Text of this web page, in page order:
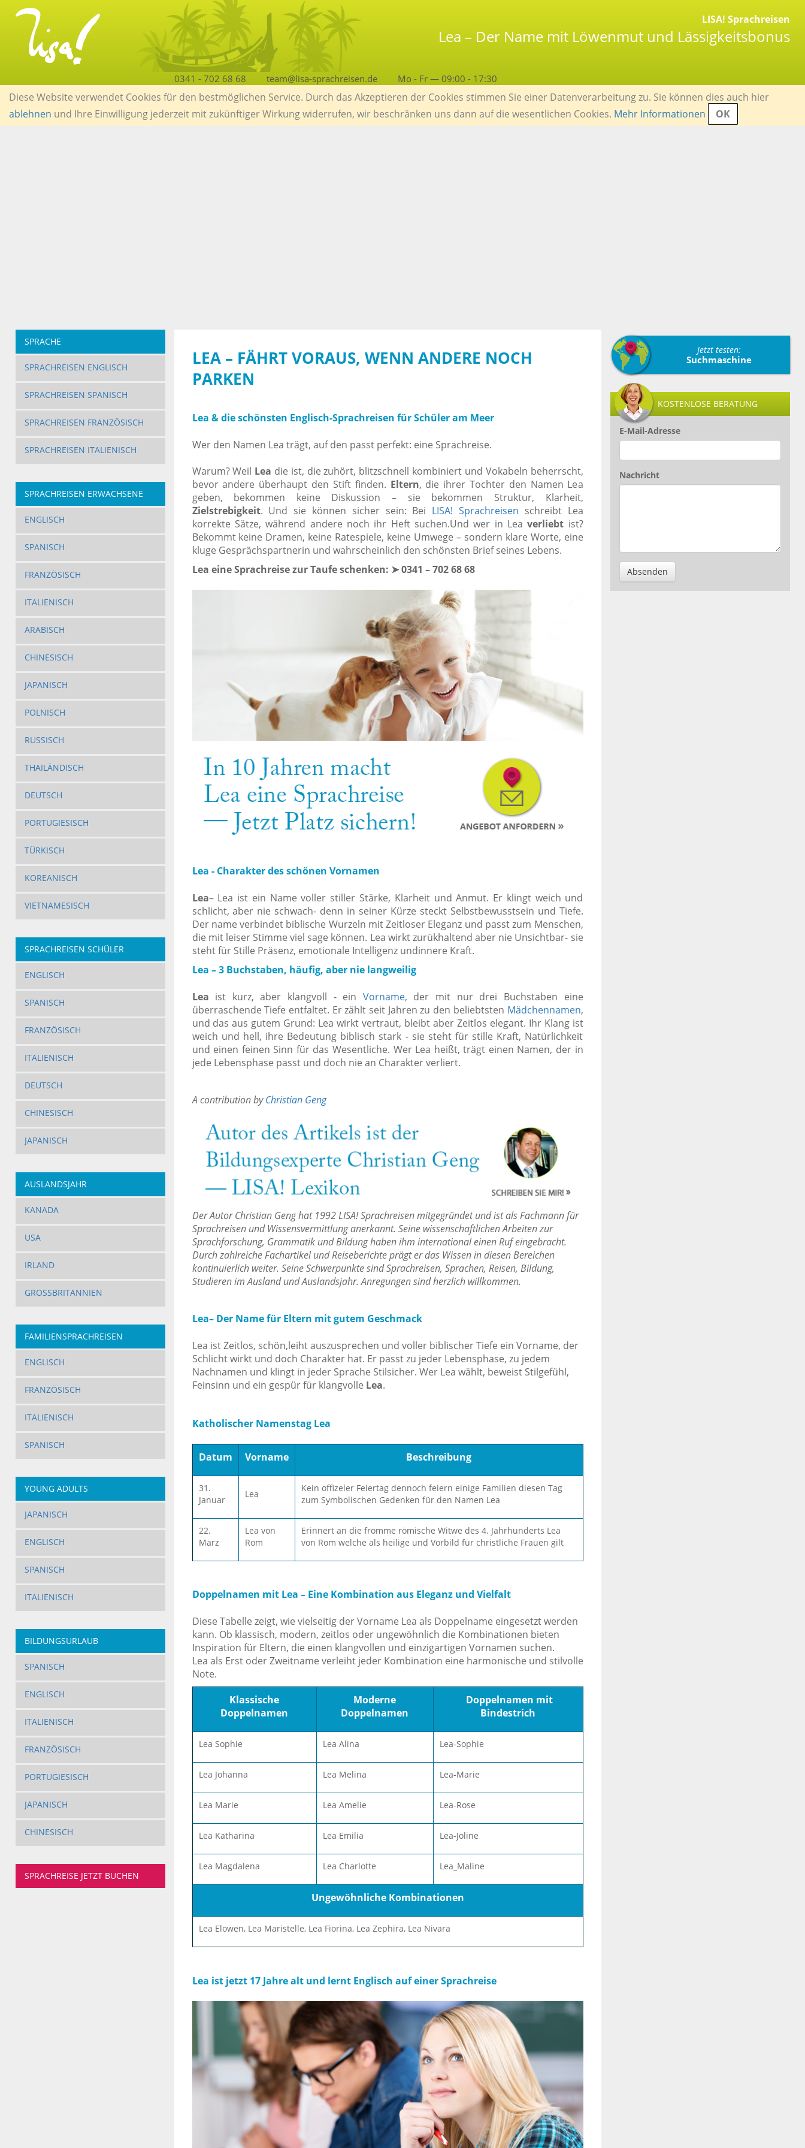
LISA! Sprachreisen
Lea – Der Name mit Löwenmut und Lässigkeitsbonus
0341 - 702 68 68 team@lisa-sprachreisen.de Mo - Fr — 09:00 - 17:30
Diese Website verwendet Cookies für den bestmöglichen Service. Durch das Akzeptieren der Cookies stimmen Sie einer Datenverarbeitung zu. Sie können dies auch hier
ablehnen und Ihre Einwilligung jederzeit mit zukünftiger Wirkung widerrufen, wir beschränken uns dann auf die wesentlichen Cookies. Mehr Informationen OK
SPRACHE
SPRACHREISEN ENGLISCH
SPRACHREISEN SPANISCH
SPRACHREISEN FRANZÖSISCH
SPRACHREISEN ITALIENISCH
SPRACHREISEN ERWACHSENE
ENGLISCH
SPANISCH
FRANZÖSISCH
ITALIENISCH
ARABISCH
CHINESISCH
JAPANISCH
POLNISCH
RUSSISCH
THAILÄNDISCH
DEUTSCH
PORTUGIESISCH
TÜRKISCH
KOREANISCH
VIETNAMESISCH
SPRACHREISEN SCHÜLER
ENGLISCH
SPANISCH
FRANZÖSISCH
ITALIENISCH
DEUTSCH
CHINESISCH
JAPANISCH
AUSLANDSJAHR
KANADA
USA
IRLAND
GROSSBRITANNIEN
FAMILIENSPRACHREISEN
ENGLISCH
FRANZÖSISCH
ITALIENISCH
SPANISCH
YOUNG ADULTS
JAPANISCH
ENGLISCH
SPANISCH
ITALIENISCH
BILDUNGSURLAUB
SPANISCH
ENGLISCH
ITALIENISCH
FRANZÖSISCH
PORTUGIESISCH
JAPANISCH
CHINESISCH
SPRACHREISE JETZT BUCHEN
LEA – FÄHRTVORAUS, WENN ANDERE NOCH
PARKEN
Lea & die schönsten Englisch-Sprachreisen für Schüler am Meer
Wer den Namen Lea trägt, auf den passt perfekt: eine Sprachreise.
Warum? Weil Lea die ist, die zuhört, blitzschnell kombiniert und Vokabeln beherrscht,
bevor andere überhaupt den Stift finden. Eltern, die ihrer Tochter den Namen Lea
geben, bekommen keine Diskussion – sie bekommen Struktur, Klarheit,
Zielstrebigkeit. Und sie können sicher sein: Bei LISA! Sprachreisen schreibt Lea
korrekte Sätze, während andere noch ihr Heft suchen.Und wer in Leaverliebt ist?
Bekommt keine Dramen, keine Ratespiele, keine Umwege – sondern klare Worte, eine
kluge Gesprächspartnerin und wahrscheinlich den schönsten Brief seines Lebens.
Lea eine Sprachreise zur Taufe schenken: ➤0341 – 702 68 68
Lea - Charakter des schönen Vornamen
Lea– Lea ist ein Name voller stiller Stärke, Klarheit und Anmut. Er klingt weich und
schlicht, aber nie schwach- denn in seiner Kürze steckt Selbstbewusstsein und Tiefe.
Der name verbindet biblische Wurzeln mit Zeitloser Eleganz und passt zum Menschen,
die mit leiser Stimme viel sage können. Lea wirkt zurükhaltend aber nie Unsichtbar- sie
steht für Stille Präsenz, emotionale Intelligenz undinnere Kraft.
Lea – 3 Buchstaben, häufig, aber nie langweilig
Lea ist kurz, aber klangvoll - ein Vorname, der mit nur drei Buchstaben eine
überraschende Tiefe entfaltet. Er zählt seit Jahren zu den beliebtsten Mädchennamen,
und das aus gutem Grund: Lea wirkt vertraut, bleibt aber Zeitlos elegant. Ihr Klang ist
weich und hell, ihre Bedeutung biblisch stark - sie steht für stille Kraft, Natürlichkeit
und einen feinen Sinn für das Wesentliche. Wer Lea heißt, trägt einen Namen, der in
jede Lebensphase passt und doch nie an Charakter verliert.
A contribution byChristian Geng
Der Autor Christian Geng hat 1992 LISA! Sprachreisen mitgegründet und ist als Fachmann für
Sprachreisen und Wissensvermittlung anerkannt. Seine wissenschaftlichen Arbeiten zur
Sprachforschung, Grammatik und Bildung haben ihm international einen Ruf eingebracht.
Durch zahlreiche Fachartikel und Reiseberichte prägt er das Wissen in diesen Bereichen
kontinuierlich weiter. Seine Schwerpunkte sind Sprachreisen, Sprachen, Reisen, Bildung,
Studieren im Ausland und Auslandsjahr. Anregungen sind herzlich willkommen.
Lea– Der Name für Eltern mit gutem Geschmack
Lea ist Zeitlos, schön,leiht auszusprechen und voller biblischer Tiefe ein Vorname, der
Schlicht wirkt und doch Charakter hat. Er passt zu jeder Lebensphase, zu jedem
Nachnamen und klingt in jeder Sprache Stilsicher. Wer Lea wählt, beweist Stilgefühl,
Feinsinn und ein gespür für klangvolle Lea.
Katholischer Namenstag Lea
Datum Vorname Beschreibung
31.
Januar
Lea
Kein offizeler Feiertag dennoch feiern einige Familien diesen Tag
zum Symbolischen Gedenken für den Namen Lea
22.
März
Lea von
Rom
Erinnert an die fromme römische Witwe des 4. Jahrhunderts Lea
von Rom welche als heilige und Vorbild für christliche Frauen gilt
Doppelnamen mit Lea – Eine Kombination aus Eleganz und Vielfalt
Diese Tabelle zeigt, wie vielseitig der Vorname Lea als Doppelname eingesetzt werden
kann. Ob klassisch, modern, zeitlos oder ungewöhnlich die Kombinationen bieten
Inspiration für Eltern, die einen klangvollen und einzigartigen Vornamen suchen.
Lea als Erst oder Zweitname verleiht jeder Kombination eine harmonische und stilvolle
Note.
Klassische
Doppelnamen
Moderne
Doppelnamen
Doppelnamen mit
Bindestrich
Lea Sophie Lea Alina Lea-Sophie
Lea Johanna Lea Melina Lea-Marie
Lea Marie Lea Amelie Lea-Rose
Lea Katharina Lea Emilia Lea-Joline
Lea Magdalena Lea Charlotte Lea_Maline
Ungewöhnliche Kombinationen
Lea Elowen, Lea Maristelle, Lea Fiorina, Lea Zephira, Lea Nivara
Lea ist jetzt 17 Jahre alt und lernt Englisch auf einer Sprachreise
Jetzt testen:
Suchmaschine
KOSTENLOSE BERATUNG
E-Mail-Adresse
Nachricht
Absenden